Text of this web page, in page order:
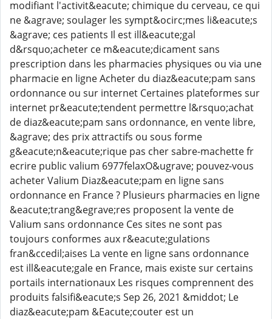
modifiant l'activit&eacute; chimique du cerveau, ce qui
ne &agrave; soulager les sympt&ocirc;mes li&eacute;s
&agrave; ces patients Il est ill&eacute;gal
d&rsquo;acheter ce m&eacute;dicament sans
prescription dans les pharmacies physiques ou via une
pharmacie en ligne Acheter du diaz&eacute;pam sans
ordonnance ou sur internet Certaines plateformes sur
internet pr&eacute;tendent permettre l&rsquo;achat
de diaz&eacute;pam sans ordonnance, en vente libre,
&agrave; des prix attractifs ou sous forme
g&eacute;n&eacute;rique pas cher sabre-machette fr
ecrire public valium 6977felaxO&ugrave; pouvez-vous
acheter Valium Diaz&eacute;pam en ligne sans
ordonnance en France ? Plusieurs pharmacies en ligne
&eacute;trang&egrave;res proposent la vente de
Valium sans ordonnance Ces sites ne sont pas
toujours conformes aux r&eacute;gulations
fran&ccedil;aises La vente en ligne sans ordonnance
est ill&eacute;gale en France, mais existe sur certains
portails internationaux Les risques comprennent des
produits falsifi&eacute;s Sep 26, 2021 &middot; Le
diaz&eacute;pam &Eacute;couter est un